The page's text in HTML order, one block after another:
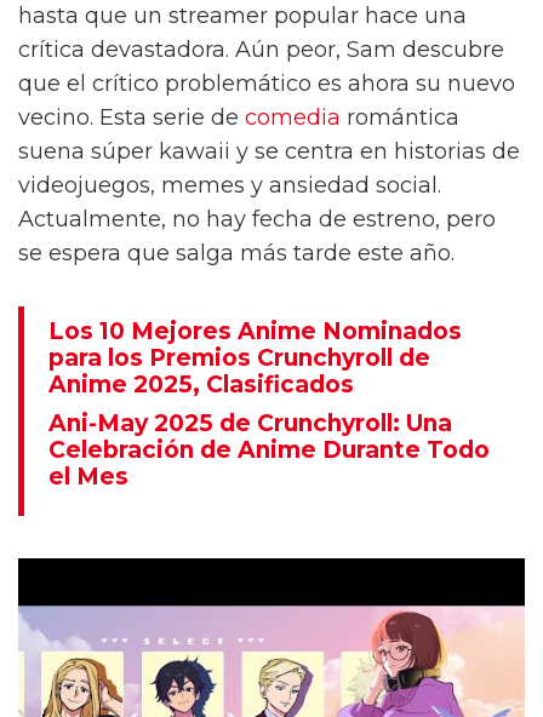
hasta que un streamer popular hace una
crítica devastadora. Aún peor, Sam descubre
que el crítico problemático es ahora su nuevo
vecino. Esta serie de comedia romántica
suena súper kawaii y se centra en historias de
videojuegos, memes y ansiedad social.
Actualmente, no hay fecha de estreno, pero
se espera que salga más tarde este año.
Los 10 Mejores Anime Nominados
para los Premios Crunchyroll de
Anime 2025, Clasificados
Ani-May 2025 de Crunchyroll: Una
Celebración de Anime Durante Todo
el Mes